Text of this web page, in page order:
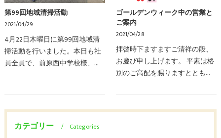
第99回地域清掃活動
2021/04/29
4月22日木曜日に第99回地域清
掃活動を行いました。本日も社
員全員で、前原西中学校様、美
り、近隣を綺麗にするこ…
ゴールデンウィーク中の営業と
ご案内
2021/04/28
拝啓時下ますますご清祥の段、
お慶び申し上げます。 平素は格
別のご高配を賜りますととも
をご覧頂き、厚くお礼申し上げ
ます。今回はゴールデンウィー
カテゴリー
Categories